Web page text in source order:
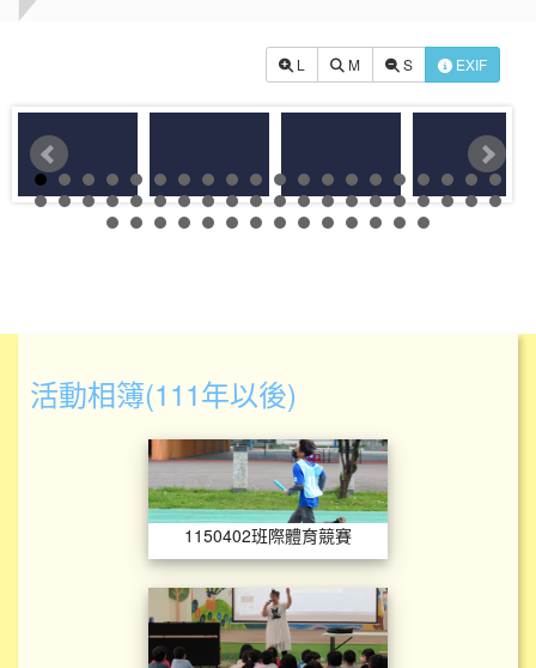
L M S EXIF
活動相簿(111年以後)
1150402班際體育
1150402班際體育競賽
1121020校外演講_